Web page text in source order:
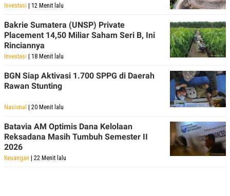
Investasi | 12 Menit lalu
Bakrie Sumatera (UNSP) Private
Placement 14,50 Miliar Saham Seri B, Ini
Rinciannya
Investasi | 18 Menit lalu
BGN Siap Aktivasi 1.700 SPPG di Daerah
Rawan Stunting
Nasional | 20 Menit lalu
Batavia AM Optimis Dana Kelolaan
Reksadana Masih Tumbuh Semester II
2026
Keuangan | 22 Menit lalu